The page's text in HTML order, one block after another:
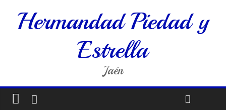
Hermandad Piedad y
Estrella
Jaén